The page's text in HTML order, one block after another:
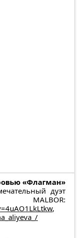
«Флагман»
дуэт
,